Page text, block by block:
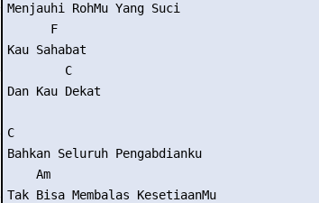
Menjauhi RohMu Yang Suci
      F
Kau Sahabat
        C
Dan Kau Dekat
C
Bahkan Seluruh Pengabdianku
    Am
Tak Bisa Membalas KesetiaanMu